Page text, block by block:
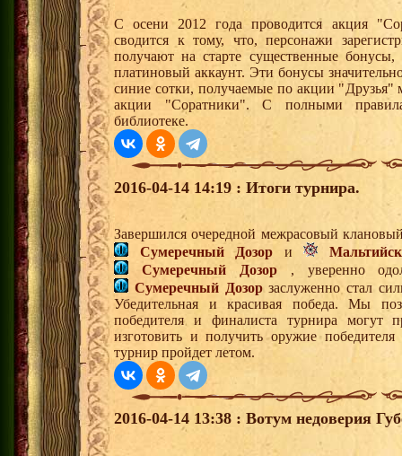
С осени 2012 года проводится акция
сводится к тому, что, персонажи
получают на старте существенные
платиновый аккаунт. Эти бонусы
синие сотки, получаемые по акции "Друзья"
акции "Соратники". С полными
библиотеке.
2016-04-14 14:19 : Итоги турнира.
Завершился очередной межрасовый
Сумеречный Дозор и
Сумеречный Дозор, уверенно
Сумеречный Дозорзаслуженно стал
Убедительная и красивая победа. Мы
победителя и финалиста турнира могут
изготовить и получить оружие
турнир пройдет летом.
2016-04-14 13:38 : Вотум недоверия